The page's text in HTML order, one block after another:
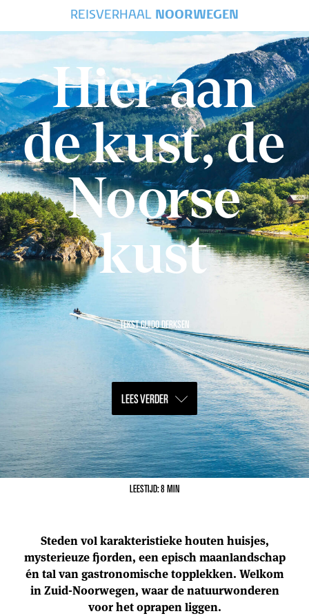
REISVERHAAL NOORWEGEN
Hier aan
de kust, de
Noorse
kust
TEKST GUIDO DERKSEN
LEES VERDER
LEESTIJD: 8 MIN
Steden vol karakteristieke houten huisjes,
mysterieuze fjorden, een episch maanlandschap
én tal van gastronomische topplekken. Welkom
inZuid-Noorwegen, waar de natuurwonderen
voor het oprapen liggen.